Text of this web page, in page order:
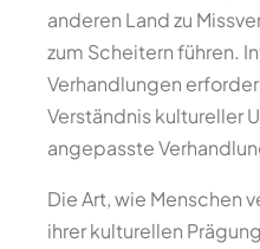
anderen Land zu
zum Scheitern führen.
Verhandlungen
Verständnis kultureller
angepasste
Die Art, wie Menschen
ihrer kulturellen